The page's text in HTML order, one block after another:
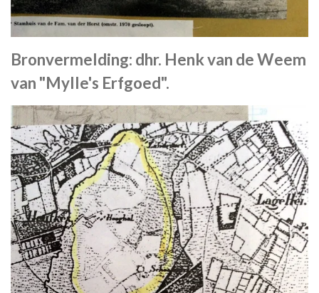
Bronvermelding: dhr. Henk van de Weem
van "Mylle's Erfgoed".